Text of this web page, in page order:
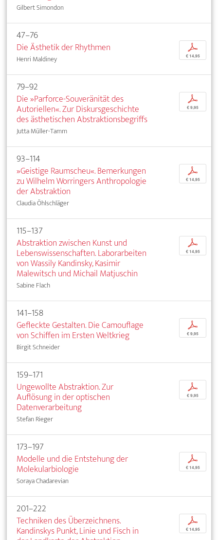
Gilbert Simondon
47–76
Die Ästhetik der Rhythmen
Henri Maldiney
p
€ 14,95
79–92
Die »Parforce-Souveränität des
Autoriellen«. Zur Diskursgeschichte
des ästhetischen Abstraktionsbegriffs
Jutta Müller-Tamm
p
€ 9,95
93–114
»Geistige Raumscheu«. Bemerkungen
zu Wilhelm Worringers Anthropologie
der Abstraktion
Claudia Öhlschläger
p
€ 14,95
115–137
Abstraktion zwischen Kunst und
Lebenswissenschaften. Laborarbeiten
von Wassily Kandinsky, Kasimir
Malewitsch und Michail Matjuschin
Sabine Flach
p
€ 14,95
141–158
Gefleckte Gestalten. Die Camouflage
von Schiffen im Ersten Weltkrieg
Birgit Schneider
p
€ 9,95
159–171
Ungewollte Abstraktion. Zur
Auflösung in der optischen
Datenverarbeitung
Stefan Rieger
p
€ 9,95
173–197
Modelle und die Entstehung der
Molekularbiologie
Soraya Chadarevian
p
€ 14,95
201–222
Techniken des Überzeichnens.
Kandinskys Punkt, Linie und Fisch in
p
€ 14,95